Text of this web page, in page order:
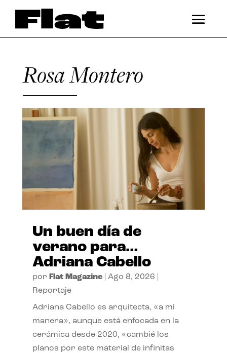
Rosa Montero
Un buen día de
verano para…
Adriana Cabello
por Flat Magazine| Ago 8, 2026
Reportaje
Adriana Cabello es arquitecta, «a mi
manera», aunque está enfocada en la
cerámica desde 2020, «cambié los
planos por este material de infinitas